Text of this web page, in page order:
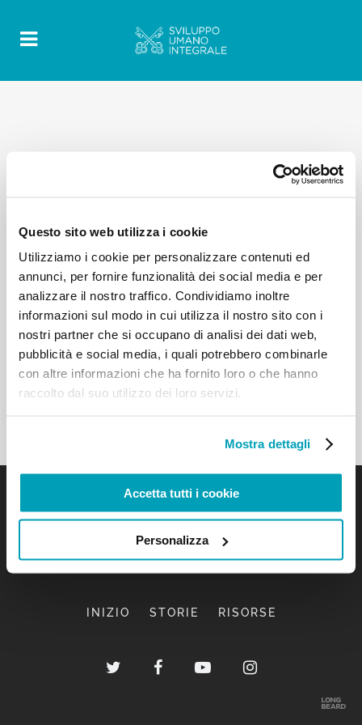
Questo sito web utilizza i cookie
Utilizziamo i cookie per personalizzare contenuti ed
annunci, per fornire funzionalità dei social media e per
analizzare il nostro traffico. Condividiamo inoltre
informazioni sul modo in cui utilizza il nostro sito con i
nostri partner che si occupano di analisi dei dati web,
pubblicità e social media, i quali potrebbero combinarle
con altre informazioni che ha fornito loro o che hanno
raccolto dal suo utilizzo dei loro servizi.
Mostra dettagli
Accetta tutti i cookie
Personalizza
INIZIO STORIE RISORSE